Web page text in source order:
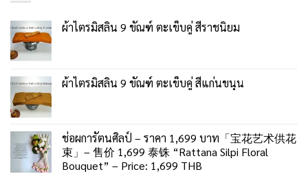
ผ้าไตรมิสลิน 9 ขัณฑ์ ตะเข็บคู่ สีราชนิยม
ผ้าไตรมิสลิน 9 ขัณฑ์ ตะเข็บคู่ สีแก่นขนุน
ช่อผการัตนศิลป์ – ราคา 1,699 บาท「宝花艺术供花
束」– 售价 1,699 泰铢 “Rattana Silpi Floral
Bouquet” – Price: 1,699 THB